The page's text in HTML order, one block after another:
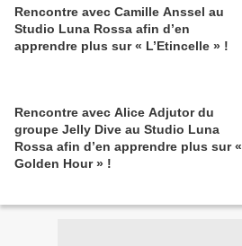
Rencontre avec Camille Anssel au
Studio Luna Rossa afin d’en
apprendre plus sur « L’Etincelle » !
Rencontre avec Alice Adjutor du
groupe Jelly Dive au Studio Luna
Rossa afin d’en apprendre plus sur «
Golden Hour » !